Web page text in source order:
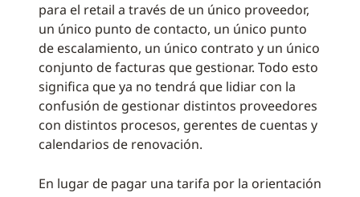
para el retail a través de un único proveedor,
un único punto de contacto, un único punto
de escalamiento, un único contrato y un único
conjunto de facturas que gestionar. Todo esto
significa que ya no tendrá que lidiar con la
confusión de gestionar distintos proveedores
con distintos procesos, gerentes de cuentas y
calendarios de renovación.
En lugar de pagar una tarifa por la orientación